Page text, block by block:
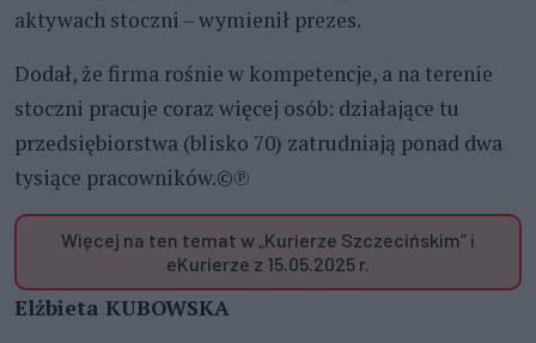
aktywach stoczni – wymienił prezes.
Dodał, że firma rośnie w kompetencje, a na terenie
stoczni pracuje coraz więcej osób: działające tu
przedsiębiorstwa (blisko 70) zatrudniają ponad dwa
tysiące pracowników.©℗
Więcej na ten temat w „Kurierze Szczecińskim” i
eKurierze z 15.05.2025 r.
Elżbieta KUBOWSKA